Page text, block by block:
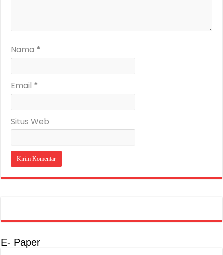
Nama *
Email *
Situs Web
E- Paper